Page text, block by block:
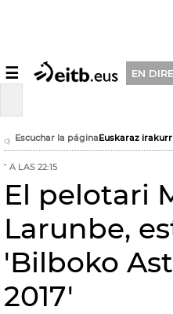
☰ EN
Escuchar la páginaEuskaraz
A LAS 22:15
El pelotari
Larunbe,
'Bilboko
2017'